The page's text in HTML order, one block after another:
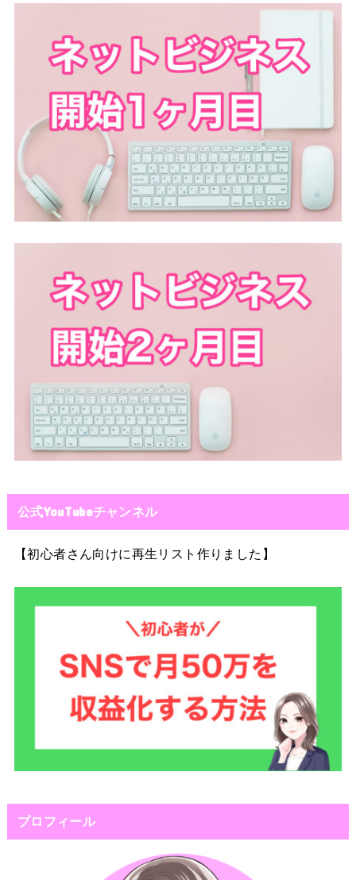
公式YouTubeチャンネル
【初心者さん向けに再生リスト作りました】
プロフィール